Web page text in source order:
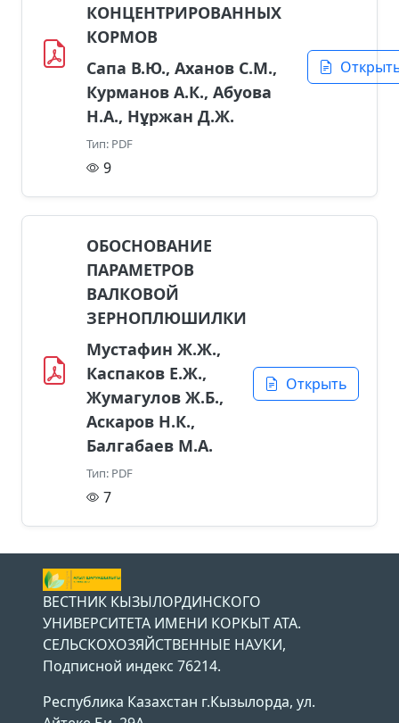
КОНЦЕНТРИРОВАННЫХ
КОРМОВ
Сапа В.Ю., Аханов С.М.,
Курманов А.К., Абуова
Н.А., Нұржан Д.Ж.
Тип: PDF
9
ОБОСНОВАНИЕ
ПАРАМЕТРОВ
ВАЛКОВОЙ
ЗЕРНОПЛЮШИЛКИ
Мустафин Ж.Ж.,
Каспаков Е.Ж.,
Жумагулов Ж.Б.,
Аскаров Н.К.,
Балгабаев М.А.
Тип: PDF
7
Открыть
ВЕСТНИК КЫЗЫЛОРДИНСКОГО
УНИВЕРСИТЕТА ИМЕНИ КОРКЫТ АТА.
СЕЛЬСКОХОЗЯЙСТВЕННЫЕ НАУКИ,
Подписной индекс 76214.
Республика Казахстан г.Кызылорда, ул.